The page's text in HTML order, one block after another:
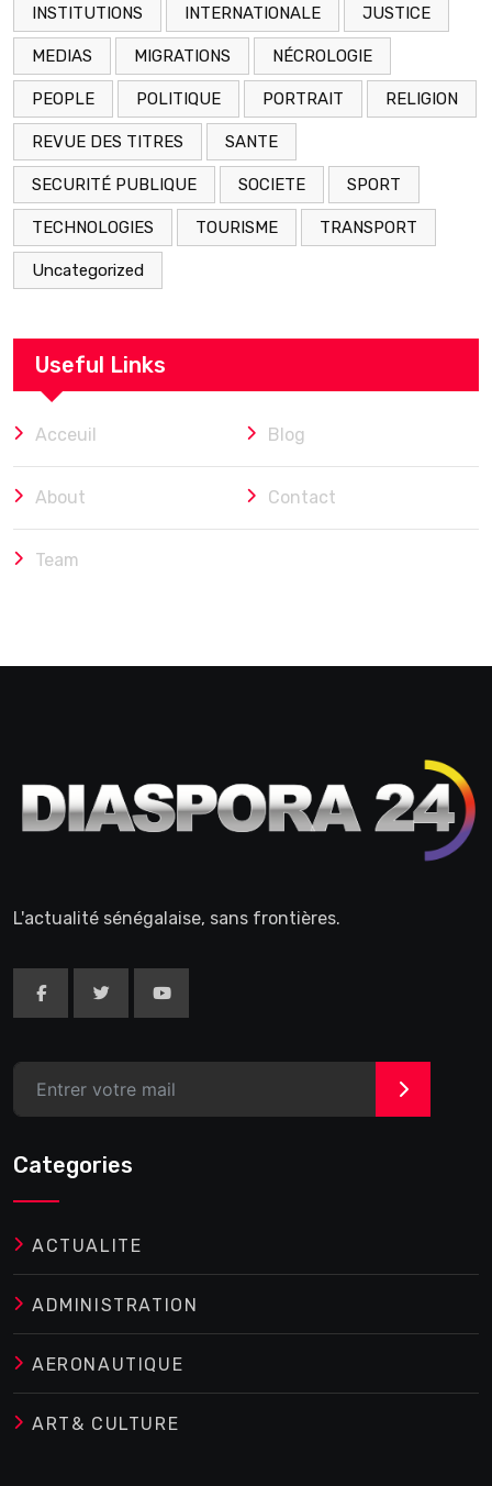
INSTITUTIONS INTERNATIONALE JUSTICE
MEDIAS MIGRATIONS NÉCROLOGIE
PEOPLE POLITIQUE PORTRAIT RELIGION
REVUE DES TITRES SANTE
SECURITÉ PUBLIQUE SOCIETE SPORT
TECHNOLOGIES TOURISME TRANSPORT
Uncategorized
Useful Links
Acceuil Blog
About Contact
Team
L'actualité sénégalaise, sans frontières.
>
Categories
ACTUALITE
ADMINISTRATION
AERONAUTIQUE
ART& CULTURE